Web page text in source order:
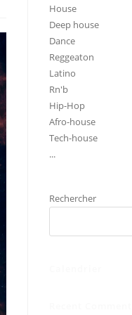
House
Deep house
Dance
Reggeaton
Latino
Rn'b
Hip-Hop
Afro-house
Tech-house
...
Rechercher